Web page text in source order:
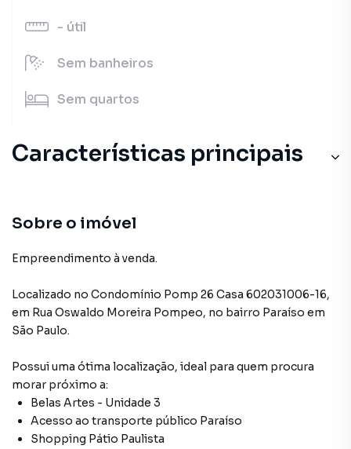
- útil
Sem banheiros
Sem quartos
Características principais
Sobre o imóvel
Empreendimento à venda.
Localizado no Condomínio Pomp 26 Casa 602031006-16,
em Rua Oswaldo Moreira Pompeo, no bairro Paraíso em
São Paulo.
Possui uma ótima localização, ideal para quem procura
morar próximo a:
Belas Artes - Unidade 3
Acesso ao transporte público Paraíso
Shopping Pátio Paulista